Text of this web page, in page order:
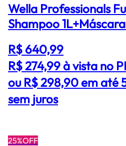
Wella Professionals
Shampoo
R$ 640,99
R$ 274,99à vista no
ou R$ 298,90 em até
sem juros
25%OFF